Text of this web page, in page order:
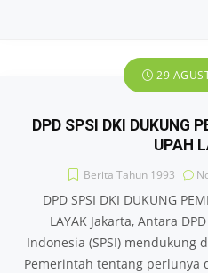
29
DPD SPSI DKI DUKUNG
UPAH
Berita Tahun 1993
DPD SPSI DKI DUKUNG
LAYAK Jakarta, Antara
Indonesia (SPSI) mendukung
Pemerintah tentang perlunya